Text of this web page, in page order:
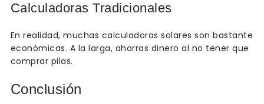
Calculadoras Tradicionales
En realidad, muchas calculadoras solares son bastante
económicas. A la larga, ahorras dinero al no tener que
comprar pilas.
Conclusión